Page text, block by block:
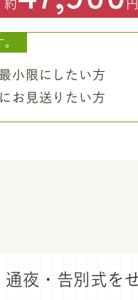
約 円
小限にしたい方
お見送りたい方
通夜・告別式を